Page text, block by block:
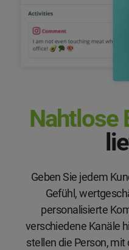
Nahtlose
Geben Sie jedem
Gefühl,
personalisierte
verschiedene Kanäle
stellen die Person, mit